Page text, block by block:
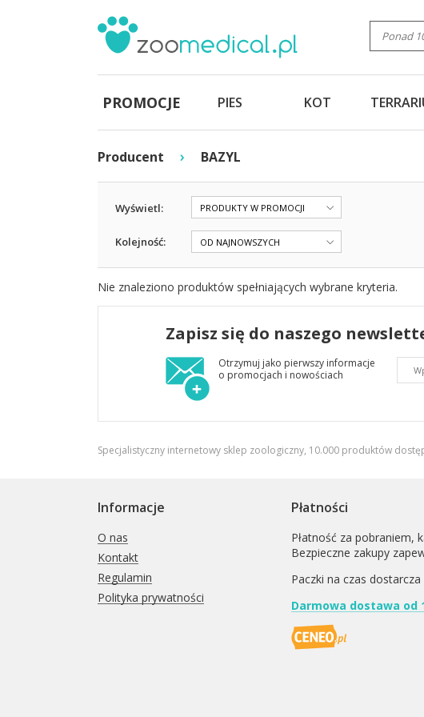
PROMOCJE PIES KOT
Producent › BAZYL
Wyświetl: PRODUKTY W PROMOCJI
Kolejność: OD NAJNOWSZYCH
Nie znaleziono produktów spełniających wybrane kryteria.
Zapisz się do naszego
Otrzymuj jako pierwszy informacje
o promocjach i nowościach
Specjalistyczny internetowy sklep zoologiczny, 10.000 produktów
Informacje
O nas
Kontakt
Regulamin
Polityka prywatności
Płatności
Płatność za pobraniem,
Bezpieczne zakupy
Paczki na czas dostarcza
Darmowa dostawa od